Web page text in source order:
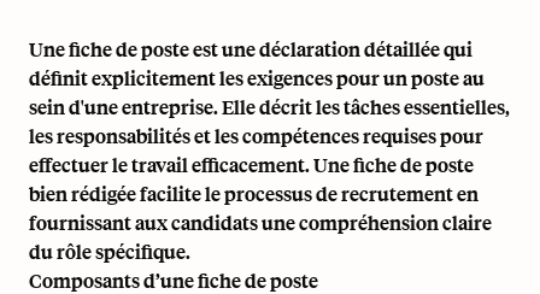
Une fiche de poste est une déclaration détaillée qui
définit explicitement les exigences pour un poste au
sein d'une entreprise. Elle décrit les tâches essentielles,
les responsabilités et les compétences requises pour
effectuer le travail efficacement. Une fiche de poste
bien rédigée facilite le processus de recrutement en
fournissant aux candidats une compréhension claire
du rôle spécifique.
Composants d’une fiche de poste